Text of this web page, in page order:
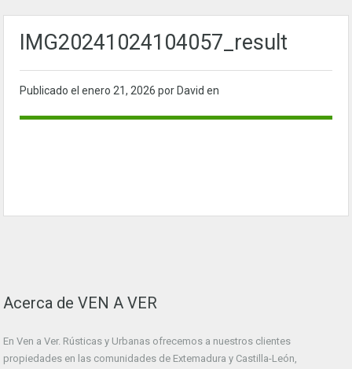
IMG20241024104057_result
Publicado el enero 21, 2026 por David en
Acerca de VEN A VER
En Ven a Ver. Rústicas y Urbanas ofrecemos a nuestros clientes
propiedades en las comunidades de Extemadura y Castilla-León,